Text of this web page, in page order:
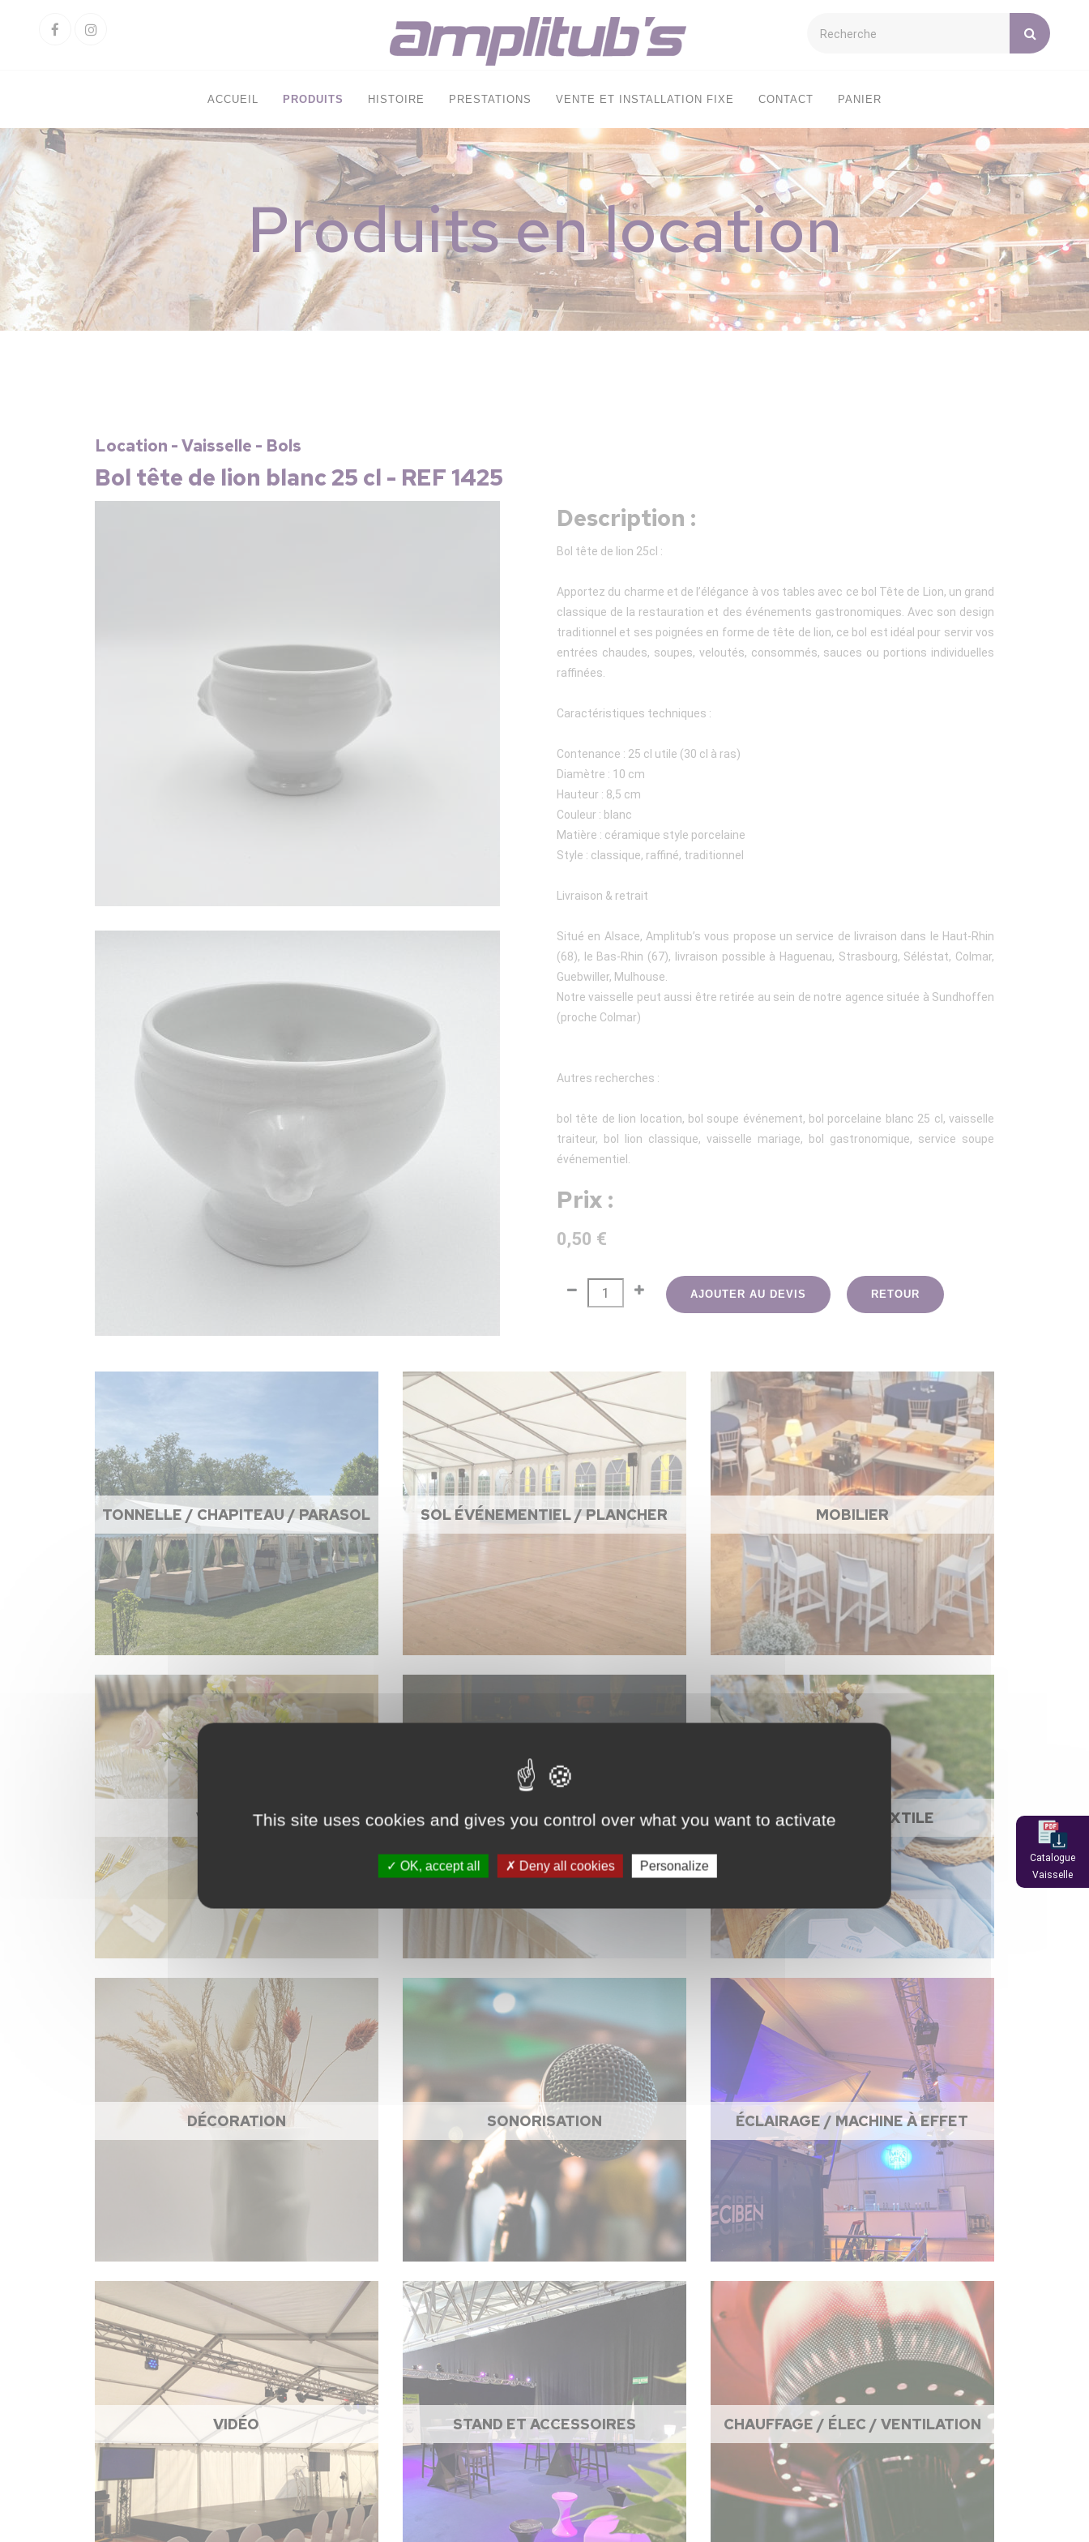
FacebookInstagram
ACCUEIL PRODUITS HISTOIRE PRESTATIONS VENTE ET INSTALLATION FIXE CONTACT PANIER
Produits en location
Location - Vaisselle - Bols
Bol tête de lion blanc 25 cl - REF 1425
Description :
Bol tête de lion 25cl :
Apportez du charme et de l’élégance à vos tables avec ce bol Tête de Lion, un grand
classique de la restauration et des événements gastronomiques. Avec son design
traditionnel et ses poignées en forme de tête de lion, ce bol est idéal pour servir vos
entrées chaudes, soupes, veloutés, consommés, sauces ou portions individuelles
raffinées.
Caractéristiques techniques :
Contenance : 25 cl utile (30 cl à ras)
Diamètre : 10 cm
Hauteur : 8,5 cm
Couleur : blanc
Matière : céramique style porcelaine
Style : classique, raffiné, traditionnel
Livraison & retrait
Situé en Alsace, Amplitub’s vous propose un service de livraison dans le Haut-Rhin
(68), le Bas-Rhin (67), livraison possible à Haguenau, Strasbourg, Séléstat, Colmar,
Guebwiller, Mulhouse.
Notre vaisselle peut aussi être retirée au sein de notre agence située à Sundhoffen
(proche Colmar)
Autres recherches :
bol tête de lion location, bol soupe événement, bol porcelaine blanc 25 cl, vaisselle
traiteur, bol lion classique, vaisselle mariage, bol gastronomique, service soupe
événementiel.
Prix :
0,50 €
AJOUTER AU DEVIS RETOUR
TONNELLE / CHAPITEAU / PARASOL SOL ÉVÉNEMENTIEL / PLANCHER MOBILIER
VAISSELLE ACCESSOIRES DE CUISINE NAPPAGE ET TEXTILE
DÉCORATION SONORISATION ÉCLAIRAGE / MACHINE À EFFET
VIDÉO STAND ET ACCESSOIRES CHAUFFAGE / ÉLEC / VENTILATION
Catalogue
Vaisselle
This site uses cookies and gives you control over what you want to activate
OK, accept all Deny all cookies Personalize